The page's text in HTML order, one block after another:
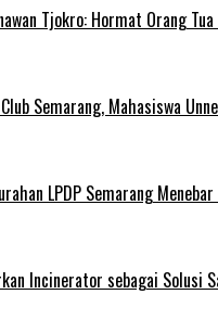
Tjokro: Hormat Orang
Semarang, Mahasiswa
LPDP Semarang
Incinerator sebagai Solusi